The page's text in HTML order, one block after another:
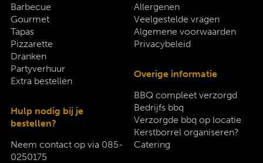
Barbecue
Gourmet
Tapas
Pizzarette
Dranken
Partyverhuur
Extra bestellen
Hulp nodig bij je
bestellen?
Neem contact op via 085-
0250175
Allergenen
Veelgestelde vragen
Algemene voorwaarden
Privacybeleid
Overige informatie
BBQ compleet verzorgd
Bedrijfs bbq
Verzorgde bbq op locatie
Kerstborrel organiseren?
Catering